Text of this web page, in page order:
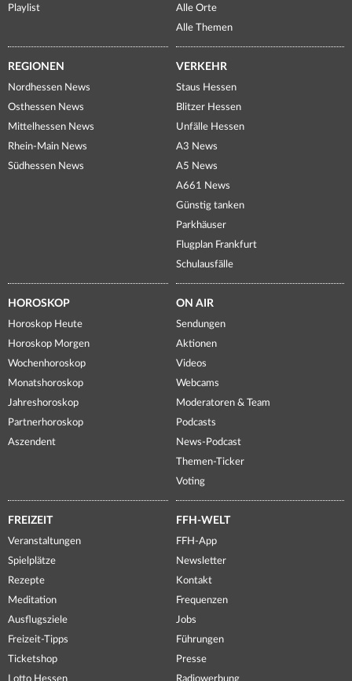
Playlist
Alle Orte
Alle Themen
REGIONEN
Nordhessen News
Osthessen News
Mittelhessen News
Rhein-Main News
Südhessen News
VERKEHR
Staus Hessen
Blitzer Hessen
Unfälle Hessen
A3 News
A5 News
A661 News
Günstig tanken
Parkhäuser
Flugplan Frankfurt
Schulausfälle
HOROSKOP
Horoskop Heute
Horoskop Morgen
Wochenhoroskop
Monatshoroskop
Jahreshoroskop
Partnerhoroskop
Aszendent
ON AIR
Sendungen
Aktionen
Videos
Webcams
Moderatoren & Team
Podcasts
News-Podcast
Themen-Ticker
Voting
FREIZEIT
Veranstaltungen
Spielplätze
Rezepte
Meditation
Ausflugsziele
Freizeit-Tipps
Ticketshop
Lotto Hessen
FFH-WELT
FFH-App
Newsletter
Kontakt
Frequenzen
Jobs
Führungen
Presse
Radiowerbung